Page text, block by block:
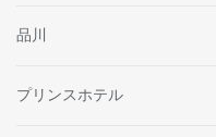
品川
プリンスホテル